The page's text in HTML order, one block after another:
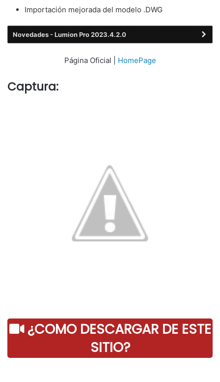
Importación mejorada del modelo .DWG
Novedades - Lumion Pro 2023.4.2.0
Página Oficial | HomePage
Captura:
¿COMO DESCARGAR DE ESTE
SITIO?